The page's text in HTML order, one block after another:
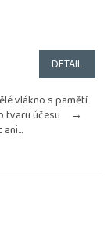
DETAIL
vlákno s pamětí
tvaru účesu →